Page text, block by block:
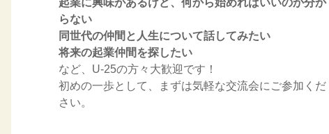
らない
同世代の仲間と人生について話してみたい
将来の起業仲間を探したい
など、U-25の方々大歓迎です！
初めの一歩として、まずは気軽な交流会にご参加くだ
さい。